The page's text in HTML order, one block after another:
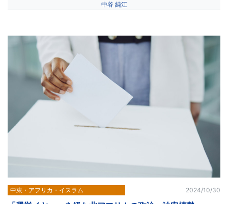
中谷 純江
中東・アフリカ・イスラム 2024/10/30